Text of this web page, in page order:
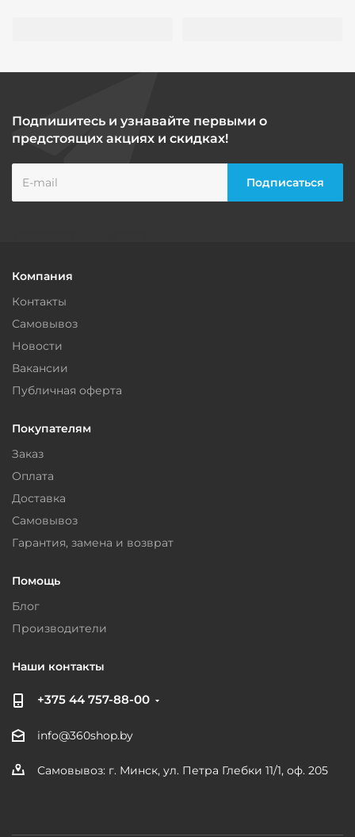
Подпишитесь и узнавайте первыми о
предстоящих акциях и скидках!
Компания
Контакты
Самовывоз
Новости
Вакансии
Публичная оферта
Покупателям
Заказ
Оплата
Доставка
Самовывоз
Гарантия, замена и возврат
Помощь
Блог
Производители
Наши контакты
+375 44 757-88-00
info@360shop.by
Самовывоз: г. Минск, ул. Петра Глебки 11/1, оф. 205